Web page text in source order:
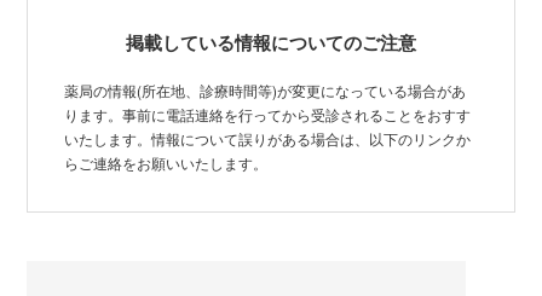
掲載している情報についてのご注意
薬局の情報(所在地、診療時間等)が変更になっている場合があ
ります。事前に電話連絡を行ってから受診されることをおすす
いたします。情報について誤りがある場合は、以下のリンクか
らご連絡をお願いいたします。